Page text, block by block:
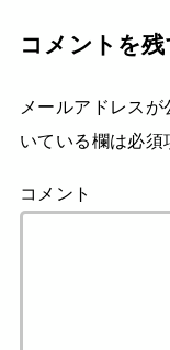
コメントを残
メールアドレスが
いている欄は必須
コメント